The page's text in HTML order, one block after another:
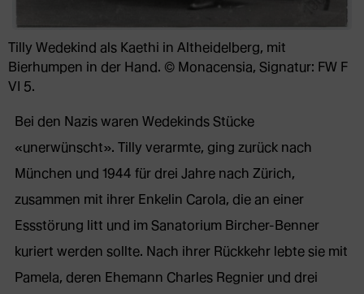
Tilly Wedekind als Kaethi in Altheidelberg, mit
Bierhumpen in der Hand. © Monacensia, Signatur: FW F
VI 5.
Bei den Nazis waren Wedekinds Stücke
«unerwünscht». Tilly verarmte, ging zurück nach
München und 1944 für drei Jahre nach Zürich,
zusammen mit ihrer Enkelin Carola, die an einer
Essstörung litt und im Sanatorium Bircher-Benner
kuriert werden sollte. Nach ihrer Rückkehr lebte sie mit
Pamela, deren Ehemann Charles Regnier und drei